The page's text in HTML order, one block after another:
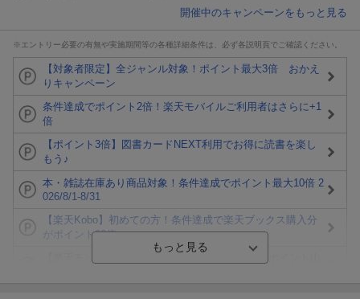
開催中のキャンペーンをもっと見る
※エントリー必要の有無や実施期間等の各種詳細条件は、必ず各説明頁でご確認ください。
【対象者限定】全ジャンル対象！ポイント最大3倍 おかえ
りキャンペーン
条件達成でポイント2倍！楽天モバイルご利用者はさらに+1
倍
【ポイント3倍】図書カードNEXT利用でお得に読書を楽し
もう♪
本・雑誌在庫あり商品対象！条件達成でポイント最大10倍 2
026/8/1-8/31
【楽天Kobo】初めての方！条件達成で楽天ブックス購入分
がポイント20倍